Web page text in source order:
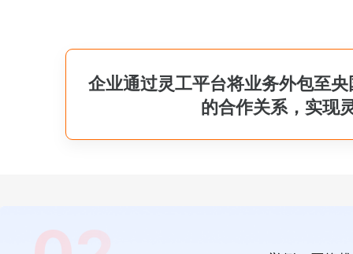
企业通过灵工平台将业务外包至
的合作关系，实现